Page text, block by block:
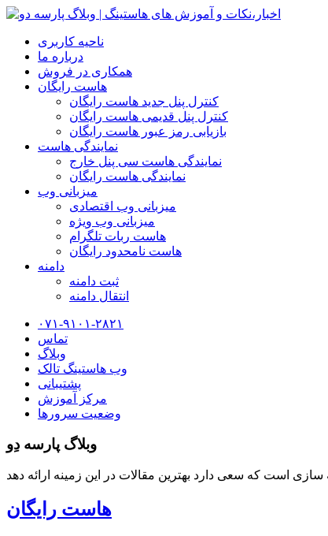
ناحیه کاربری
درباره ما
همکاری در فروش
هاست رایگان
کنترل پنل جدید هاست رایگان
کنترل پنل قدیمی هاست رایگان
بازیابی رمز عبور هاست رایگان
نمایندگی هاست
نمایندگی هاست سی پنل خارج
نمایندگی هاست رایگان
میزبانی وب
میزبانی وب اقتصادی
میزبانی وب ویژه
هاست ربات تلگرام
هاست نامحدود رایگان
دامنه
ثبت دامنه
انتقال دامنه
۰۷۱-۹۱۰۱-۲۸۲۱
تماس
وبلاگ
وب هاستینگ تالک
پشتیبانی
مرکز آموزش
وضعیت سرورها
وبلاگ پارسه دِو
هاست رایگان